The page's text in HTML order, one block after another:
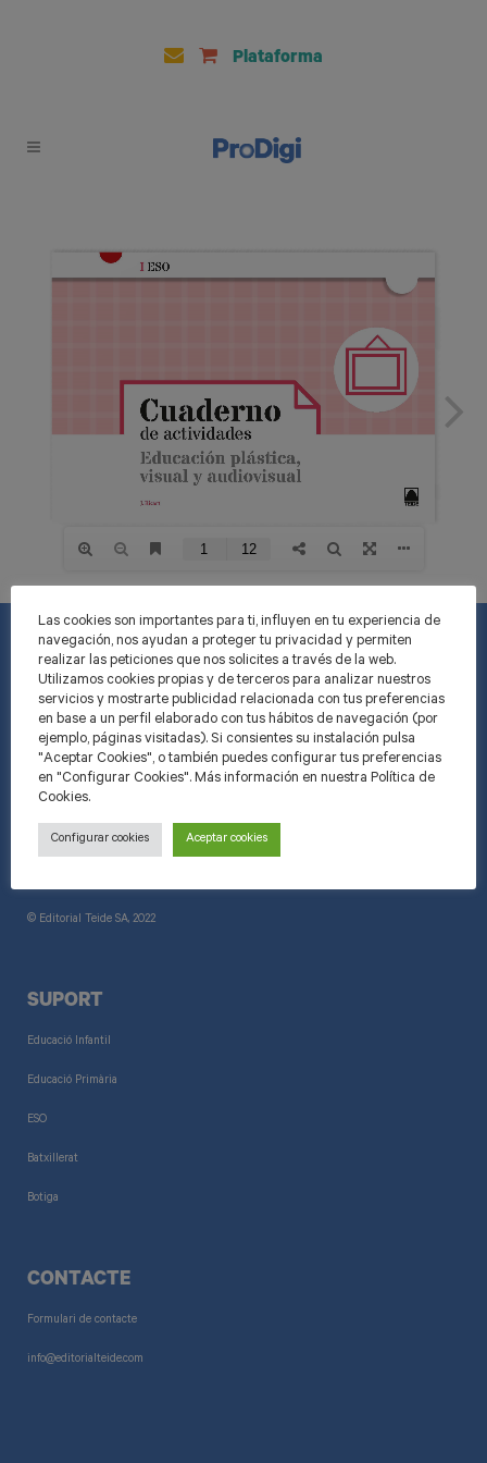
Plataforma
INFORMACIÓ
Informació general
Trameses i devolucions
© Editorial Teide SA, 2022
SUPORT
Educació Infantil
Educació Primària
ESO
Batxillerat
Botiga
CONTACTE
Formulari de contacte
info@editorialteide.com
Las cookies son importantes para ti, influyen en tu experiencia de
navegación, nos ayudan a proteger tu privacidad y permiten
realizar las peticiones que nos solicites a través de la web.
Utilizamos cookies propias y de terceros para analizar nuestros
servicios y mostrarte publicidad relacionada con tus preferencias
en base a un perfil elaborado con tus hábitos de navegación (por
ejemplo, páginas visitadas). Si consientes su instalación pulsa
"Aceptar Cookies", o también puedes configurar tus preferencias
en "Configurar Cookies". Más información en nuestra Política de
Cookies.
Configurar cookies Aceptar cookies